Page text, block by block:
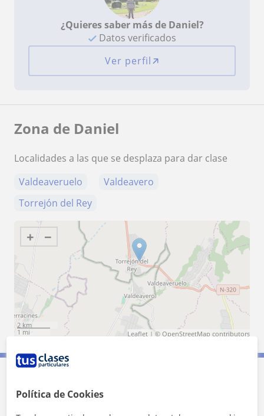
¿Quieres saber más de Daniel?
Datos verificados
Ver perfil
Zona de Daniel
Localidades a las que se desplaza para dar clase
Valdeaveruelo
Valdeavero
Torrejón del Rey
+ −
2 km
1 mi
Leaflet | © OpenStreetMap contributors
Contacta con Daniel
Política de Cookies